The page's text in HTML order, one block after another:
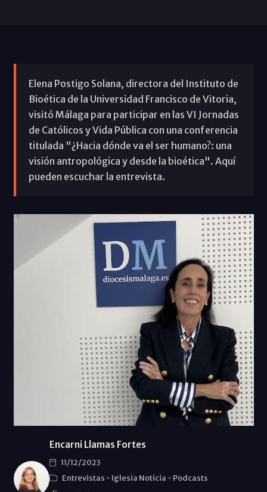
Elena Postigo Solana, directora del Instituto de
Bioética de la Universidad Francisco de Vitoria,
visitó Málaga para participar en las VI Jornadas
de Católicos y Vida Pública con una conferencia
titulada "¿Hacia dónde va el ser humano?: una
visión antropológica y desde la bioética". Aquí
pueden escuchar la entrevista.
Encarni Llamas Fortes
11/12/2023
Entrevistas - Iglesia Noticia - Podcasts